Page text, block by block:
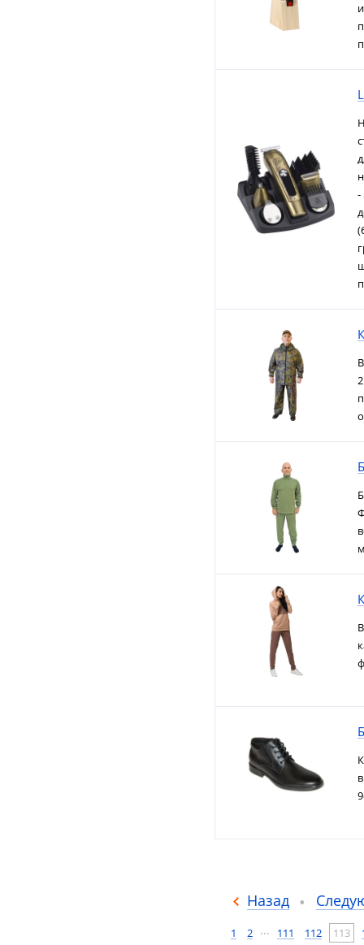
-
Назад
1 2 … 111 112 113